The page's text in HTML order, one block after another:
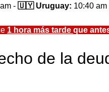
- 🇺🇾 Uruguay: 10:40 am
1 hora más tarde que
de la